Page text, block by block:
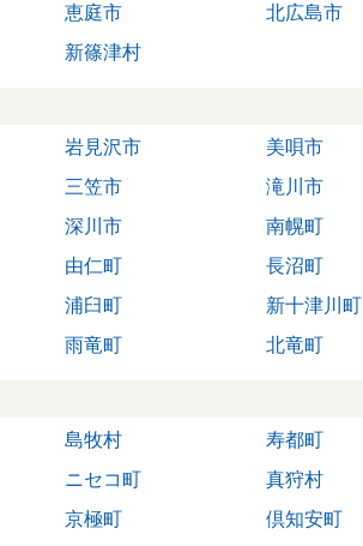
恵庭市 北広島市
新篠津村
岩見沢市 美唄市
三笠市 滝川市
深川市 南幌町
由仁町 長沼町
浦臼町 新十津川町
雨竜町 北竜町
島牧村 寿都町
ニセコ町 真狩村
京極町 倶知安町